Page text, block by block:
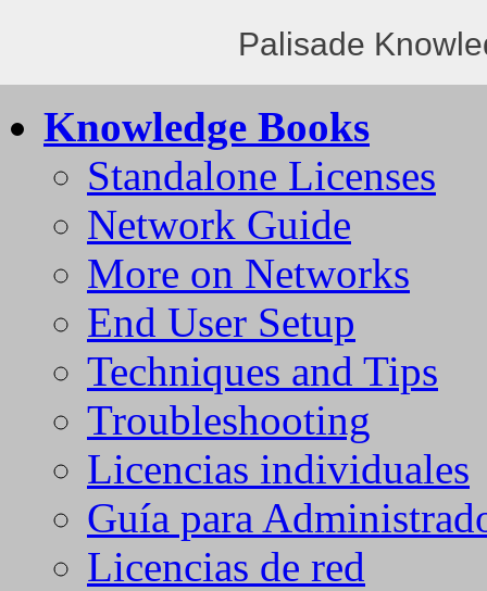
Palisade
Knowledge Books
Standalone Licenses
Network Guide
More on Networks
End User Setup
Techniques and Tips
Troubleshooting
Licencias individuales
Guía para
Licencias de red